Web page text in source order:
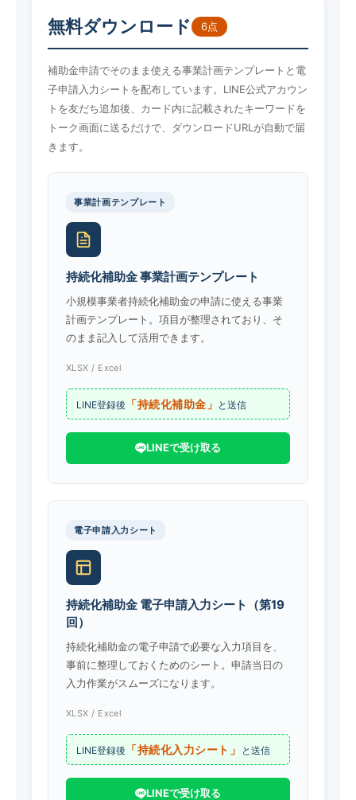
無料ダウンロード 6点
補助金申請でそのまま使える事業計画テンプレートと電
子申請入力シートを配布しています。LINE公式アカウン
トを友だち追加後、カード内に記載されたキーワードを
トーク画面に送るだけで、ダウンロードURLが自動で届
きます。
事業計画テンプレート
持続化補助金 事業計画テンプレート
小規模事業者持続化補助金の申請に使える事業
計画テンプレート。項目が整理されており、そ
のまま記入して活用できます。
XLSX / Excel
LINE登録後 「持続化補助金」 と送信
LINEで受け取る
電子申請入力シート
持続化補助金 電子申請入力シート（第19
回）
持続化補助金の電子申請で必要な入力項目を、
事前に整理しておくためのシート。申請当日の
入力作業がスムーズになります。
XLSX / Excel
LINE登録後 「持続化入力シート」 と送信
LINEで受け取る